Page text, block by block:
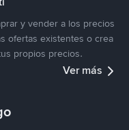
y vender a los precios
ofertas existentes o crea
propios precios.
Ver más